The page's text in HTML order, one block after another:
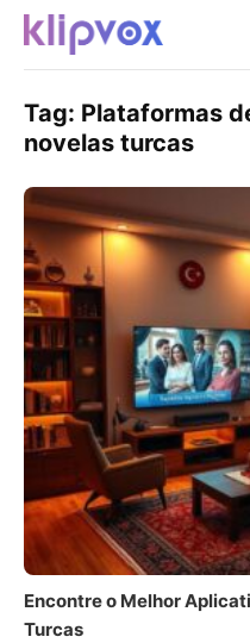
Tag: Plataformas
novelas turcas
Encontre o Melhor
Turcas